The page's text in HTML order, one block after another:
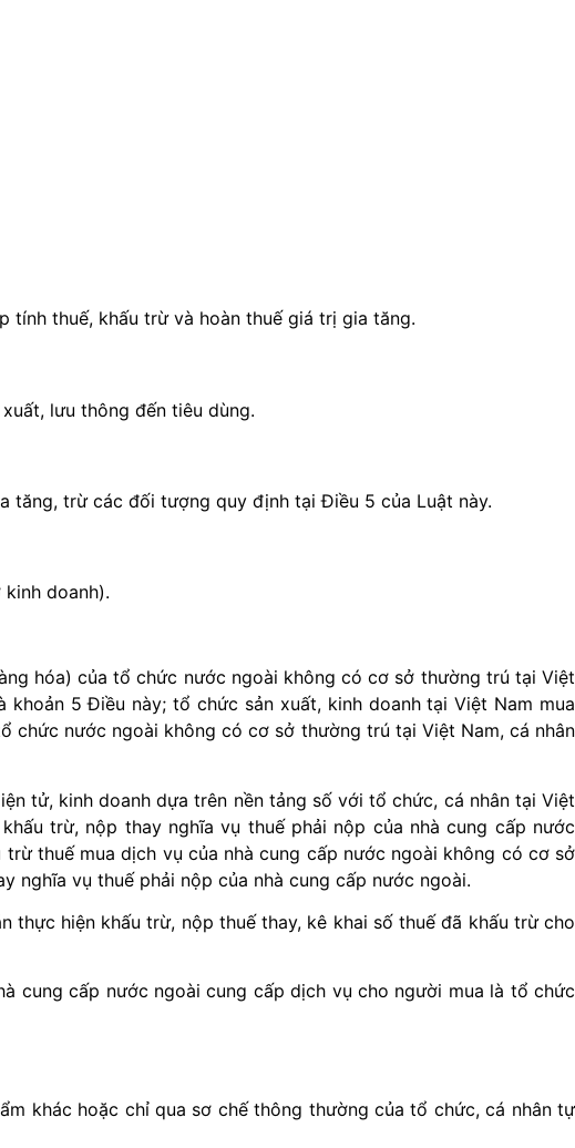
tính thuế, khấu trừ và hoàn thuế giá trị gia tăng.
lưu thông đến tiêu dùng.
tăng, trừ các đối tượng quy định tạiĐiều 5 của Luật này.
doanh).
hóa) của tổ chức nước ngoài không có cơ sở thường trú tại Việt
khoản 5 Điều này; tổ chức sản xuất, kinh doanh tại Việt Nam mua
chức nước ngoài không có cơ sở thường trú tại Việt Nam, cá nhân
tử, kinh doanh dựa trên nền tảng số với tổ chức, cá nhân tại Việt
trừ, nộp thay nghĩa vụ thuế phải nộp của nhà cung cấp nước
thuế mua dịch vụ của nhà cung cấp nước ngoài không có cơ sở
nghĩa vụ thuế phải nộp của nhà cung cấp nước ngoài.
thực hiện khấu trừ, nộp thuế thay, kê khai số thuế đã khấu trừ cho
cung cấp nước ngoài cung cấp dịch vụ cho người mua là tổ chức
khác hoặc chỉ qua sơ chế thông thường của tổ chức, cá nhân tự